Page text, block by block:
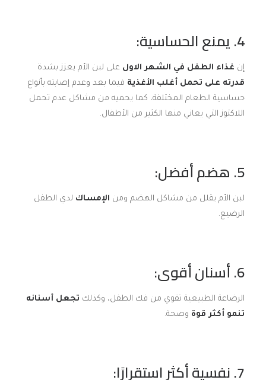
4. يمنع الحساسية:
إن غذاء الطفل في الشهر الاول على لبن الأم يعزز بشدة
قدرته على تحمل أغلب الأغذية فيما بعد وعدم إصابته بأنواع
حساسية الطعام المختلفة، كما يحميه من مشاكل عدم تحمل
اللاكتوز التي يعاني منها الكثير من الأطفال.
5. هضم أفضل:
لبن الأم يقلل من مشاكل الهضم ومن الإمساك لدي الطفل
الرضيع.
6. أسنان أقوى:
الرضاعة الطبيعية تقوي من فك الطفل، وكذلك تجعل أسنانه
تنمو أكثر قوة وصحة.
7. نفسية أكثر استقرارًا: